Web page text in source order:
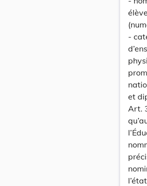
-
et
Art.